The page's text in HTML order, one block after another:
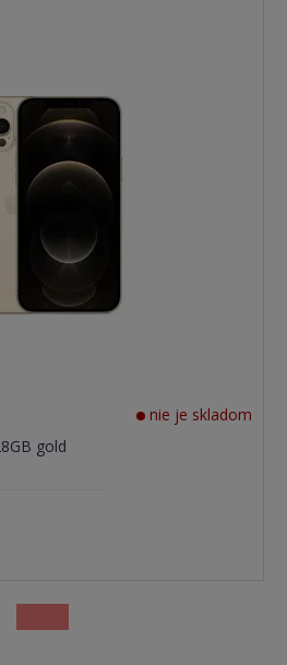
nie je skladom
gold